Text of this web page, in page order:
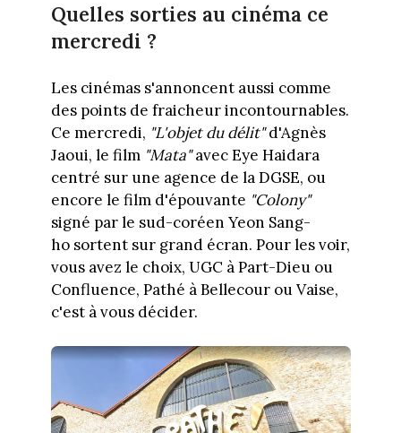
Quelles sorties au cinéma ce
mercredi ?
Les cinémas s'annoncent aussi comme
des points de fraicheur incontournables.
Ce mercredi, "L'objet du délit"d'Agnès
Jaoui, le film "Mata"avec Eye Haidara
centré sur une agence de la DGSE, ou
encore le film d'épouvante "Colony"
signé par le sud-coréen Yeon Sang-
ho sortent sur grand écran. Pour les voir,
vous avez le choix, UGC à Part-Dieu ou
Confluence, Pathé à Bellecour ou Vaise,
c'est à vous décider.